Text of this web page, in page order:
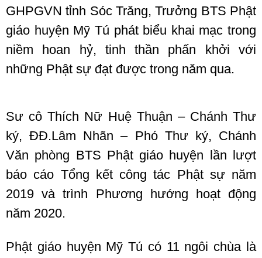
GHPGVN tỉnh Sóc Trăng, Trưởng BTS Phật
giáo huyện Mỹ Tú phát biểu khai mạc trong
niềm hoan hỷ, tinh thần phấn khởi với
những Phật sự đạt được trong năm qua.
Sư cô Thích Nữ Huệ Thuận – Chánh Thư
ký, ĐĐ.Lâm Nhãn – Phó Thư ký, Chánh
Văn phòng BTS Phật giáo huyện lần lượt
báo cáo Tổng kết công tác Phật sự năm
2019 và trình Phương hướng hoạt động
năm 2020.
Phật giáo huyện Mỹ Tú có 11 ngôi chùa là